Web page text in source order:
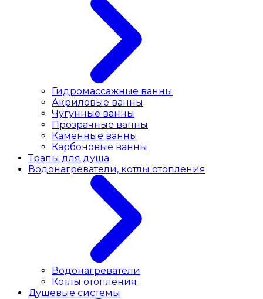
Гидромассажные ванны
Акриловые ванны
Чугунные ванны
Прозрачные ванны
Каменные ванны
Карбоновые ванны
Трапы для душа
Водонагреватели, котлы отопления
Водонагреватели
Котлы отопления
Душевые системы